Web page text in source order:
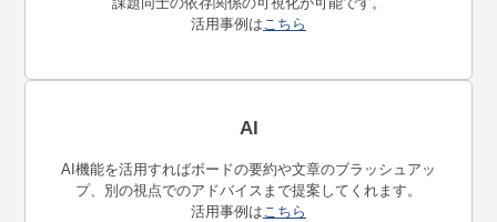
活用事例はこちら
AI
AI機能を活用すればボードの要約や文章のブラッシュアッ
プ、別の視点でのアドバイスまで提案してくれます。
活用事例はこちら